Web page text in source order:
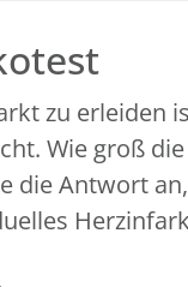
zu erleiden
Wie groß
die Antwort